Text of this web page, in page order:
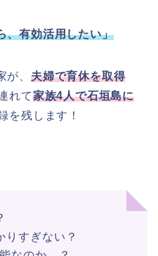
、有効活用したい」
が、 夫婦で育休を取得
れて家族4人で石垣島に
を残します！
りすぎない？